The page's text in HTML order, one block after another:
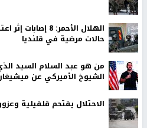
الهلال الأحمر: 8
حالات مرضية في قلنديا
من هو عبد السلام السيد
الشيوخ الأميركي عن
الاحتلال يقتحم قلقيلية